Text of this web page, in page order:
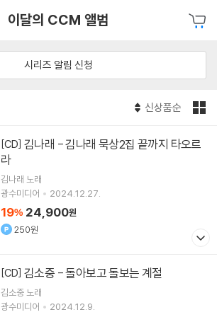
이달의 CCM 앨범
시리즈 알림 신청
신상품순
[CD]
라
김나래 노래
광수미디어
2024.12.27.
19% 24,900원
250원
[CD] 김소중 - 돌아보고 돌보는 계절
김소중 노래
광수미디어
2024.12.9.